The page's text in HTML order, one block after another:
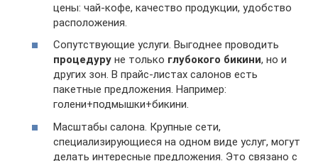
цены: чай-кофе, качество продукции, удобство
расположения.
Сопутствующие услуги. Выгоднее проводить
процедуру не только глубокого бикини, но и
других зон. В прайс-листах салонов есть
пакетные предложения. Например:
голени+подмышки+бикини.
Масштабы салона. Крупные сети,
специализирующиеся на одном виде услуг, могут
делать интересные предложения. Это связано с